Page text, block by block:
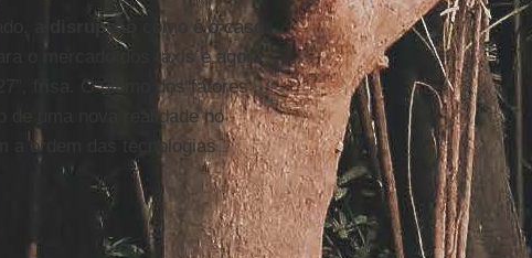
a disrupção
como é o caso
o mercado dos táxis e agora
frisa. O último dos fatores
de uma nova realidade no
a ordem das tecnologias